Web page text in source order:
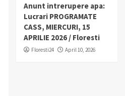
Anunt intrerupere apa:
Lucrari PROGRAMATE
CASS, MIERCURI, 15
APRILIE 2026 / Floresti
Floresti24 April 10, 2026